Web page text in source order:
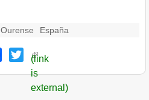
Ourense España
Facebook
Twitter
(link
is
external)